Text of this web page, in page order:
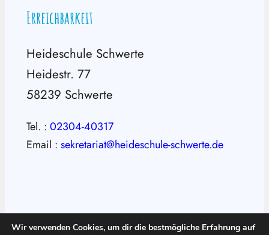
Erreichbarkeit
Heideschule Schwerte
Heidestr. 77
58239 Schwerte
Tel. : 02304-40317
Email : sekretariat@heideschule-schwerte.de
Wir verwenden Cookies, um dir die bestmögliche Erfahrung auf